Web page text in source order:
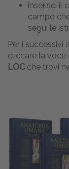
inserisci il
campo
segui le
Per i successivi
cliccare la voce
LOC che trovi